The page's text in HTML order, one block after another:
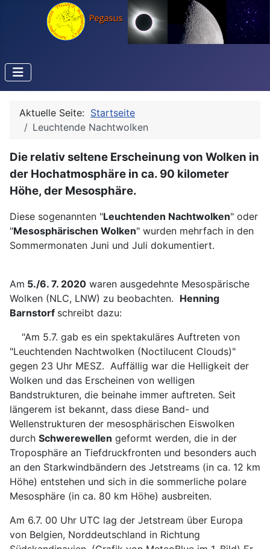
Aktuelle Seite: Startseite
Leuchtende Nachtwolken
Die relativ seltene Erscheinung von Wolken in
der Hochatmosphäre in ca. 90 kilometer
Höhe, der Mesosphäre.
Diese sogenannten "Leuchtenden Nachtwolken" oder
"Mesosphärischen Wolken" wurden mehrfach in den
Sommermonaten Juni und Juli dokumentiert.
Am 5./6. 7. 2020 waren ausgedehnte Mesospärische
Wolken (NLC, LNW) zu beobachten. Henning
Barnstorf schreibt dazu:
"Am 5.7. gab es ein spektakuläres Auftreten von
"Leuchtenden Nachtwolken (Noctilucent Clouds)"
gegen 23 Uhr MESZ. Auffällig war die Helligkeit der
Wolken und das Erscheinen von welligen
Bandstrukturen, die beinahe immer auftreten. Seit
längerem ist bekannt, dass diese Band- und
Wellenstrukturen der mesosphärischen Eiswolken
durch Schwerewellen geformt werden, die in der
Troposphäre an Tiefdruckfronten und besonders auch
an den Starkwindbändern des Jetstreams (in ca. 12 km
Höhe) entstehen und sich in die sommerliche polare
Mesosphäre (in ca. 80 km Höhe) ausbreiten.
Am 6.7. 00 Uhr UTC lag der Jetstream über Europa
von Belgien, Norddeutschland in Richtung